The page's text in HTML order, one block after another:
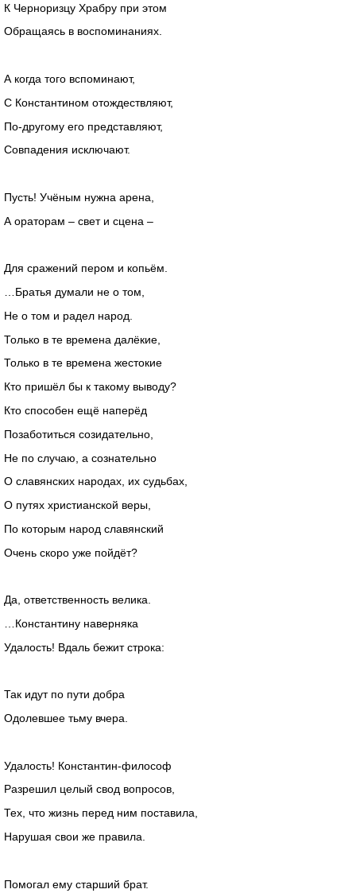
К Черноризцу Храбру при этом
Обращаясь в воспоминаниях.
А когда того вспоминают,
С Константином отождествляют,
По-другому его представляют,
Совпадения исключают.
Пусть! Учёным нужна арена,
А ораторам – свет и сцена –
Для сражений пером и копьём.
…Братья думали не о том,
Не о том и радел народ.
Только в те времена далёкие,
Только в те времена жестокие
Кто пришёл бы к такому выводу?
Кто способен ещё наперёд
Позаботиться созидательно,
Не по случаю, а сознательно
О славянских народах, их судьбах,
О путях христианской веры,
По которым народ славянский
Очень скоро уже пойдёт?
Да, ответственность велика.
…Константину наверняка
Удалость! Вдаль бежит строка:
Так идут по пути добра
Одолевшее тьму вчера.
Удалость! Константин-философ
Разрешил целый свод вопросов,
Тех, что жизнь перед ним поставила,
Нарушая свои же правила.
Помогал ему старший брат.